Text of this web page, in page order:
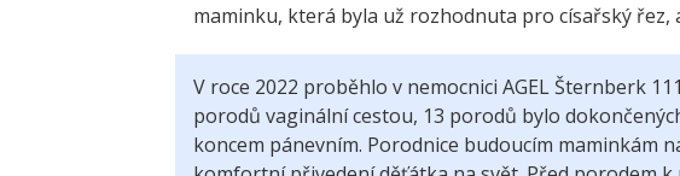
maminku, která byla už rozhodnuta pro císařský řez,
V roce 2022 proběhlo v nemocnici AGEL Šternberk
porodů vaginální cestou, 13 porodů bylo
koncem pánevním. Porodnice budoucím maminkám